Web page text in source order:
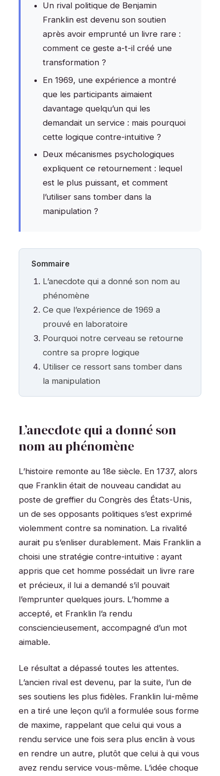
Un rival politique de Benjamin
Franklin est devenu son soutien
après avoir emprunté un livre rare :
comment ce geste a-t-il créé une
transformation ?
En 1969, une expérience a montré
que les participants aimaient
davantage quelqu’un qui les
demandait un service : mais pourquoi
cette logique contre-intuitive ?
Deux mécanismes psychologiques
expliquent ce retournement : lequel
est le plus puissant, et comment
l’utiliser sans tomber dans la
manipulation ?
Sommaire
L’anecdote qui a donné son nom au
phénomène
Ce que l’expérience de 1969 a
prouvé en laboratoire
Pourquoi notre cerveau se retourne
contre sa propre logique
Utiliser ce ressort sans tomber dans
la manipulation
L’anecdote qui a donné son
nom au phénomène
L’histoire remonte au 18e siècle. En 1737, alors
que Franklin était de nouveau candidat au
poste de greffier du Congrès des États-Unis,
un de ses opposants politiques s’est exprimé
violemment contre sa nomination. La rivalité
aurait pu s’enliser durablement. Mais Franklin a
choisi une stratégie contre-intuitive : ayant
appris que cet homme possédait un livre rare
et précieux, il lui a demandé s’il pouvait
l’emprunter quelques jours. L’homme a
accepté, et Franklin l’a rendu
consciencieusement, accompagné d’un mot
aimable.
Le résultat a dépassé toutes les attentes.
L’ancien rival est devenu, par la suite, l’un de
ses soutiens les plus fidèles. Franklin lui-même
en a tiré une leçon qu’il a formulée sous forme
de maxime, rappelant que celui qui vous a
rendu service une fois sera plus enclin à vous
en rendre un autre, plutôt que celui à qui vous
avez rendu service vous-même. L’idée choque